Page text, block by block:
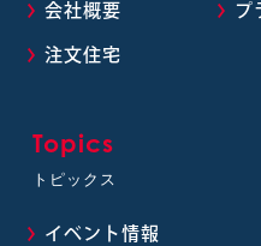
会社概要 プ
注文住宅
Topics
トピックス
イベント情報